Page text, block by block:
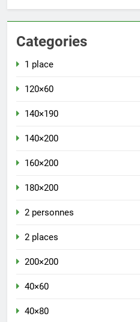
Categories
1 place
120×60
140×190
140×200
160×200
180×200
2 personnes
2 places
200×200
40×60
40×80